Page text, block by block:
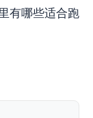
有哪些适合跑